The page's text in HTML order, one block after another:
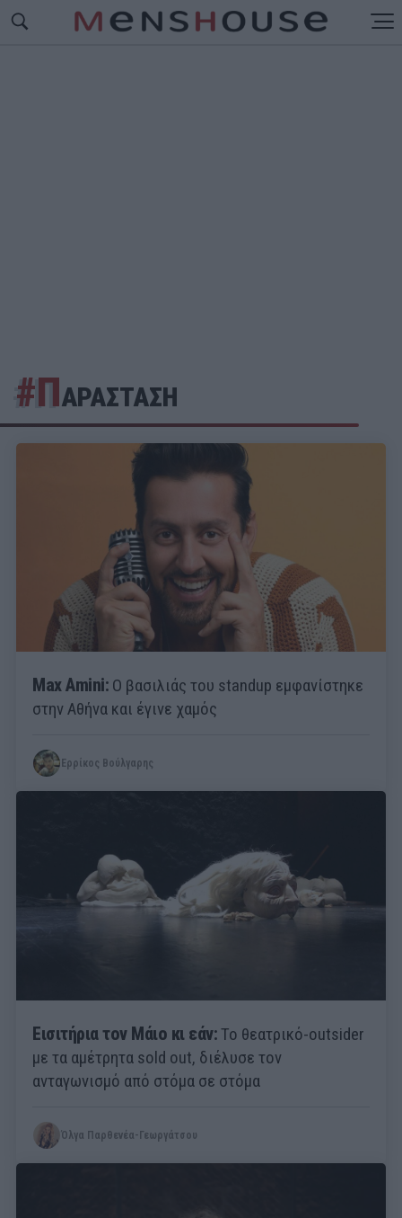
#ΠΑΡΑΣΤΑΣΗ
Max Amini: Ο βασιλιάς του standup εμφανίστηκε
στην Αθήνα και έγινε χαμός
Ερρίκος Βούλγαρης
Εισιτήρια τον Μάιο κι εάν:Το θεατρικό-outsider
με τα αμέτρητα sold out, διέλυσε τον
ανταγωνισμό από στόμα σε στόμα
Όλγα Παρθενέα-Γεωργάτσου